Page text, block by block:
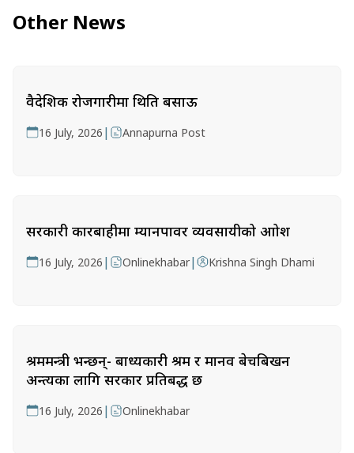
Other News
वैदेशिक रोजगारीमा थिति बसाऊ
16 July, 2026 | Annapurna Post
सरकारी कारबाहीमा म्यानपावर व्यवसायीको आक्रोश
16 July, 2026 | Onlinekhabar| Krishna Singh Dhami
श्रममन्त्री भन्छन्- बाध्यकारी श्रम र मानव बेचबिखन
अन्त्यका लागि सरकार प्रतिबद्ध छ
16 July, 2026 | Onlinekhabar